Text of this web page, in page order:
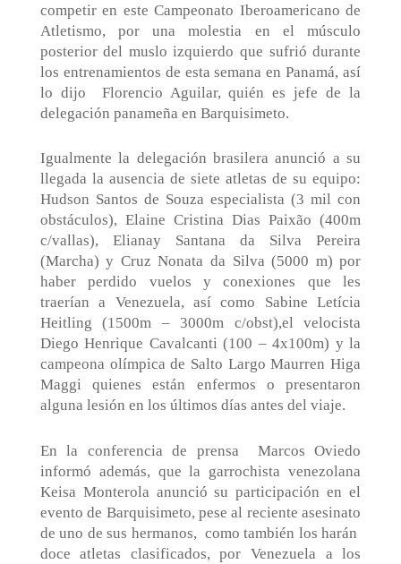
competir en este Campeonato Iberoamericano de
Atletismo, por una molestia en el músculo
posterior del muslo izquierdo que sufrió durante
los entrenamientos de esta semana en Panamá, así
lo dijo
Florencio Aguilar, quién es jefe de la
delegación panameña en Barquisimeto.
Igualmente la delegación brasilera anunció a su
llegada la ausencia de siete atletas de su equipo:
Hudson Santos de Souza especialista (3 mil con
obstáculos), Elaine Cristina Dias Paixão (400m
c/vallas), Elianay Santana da Silva Pereira
(Marcha) y Cruz Nonata da Silva (5000 m) por
haber perdido vuelos y conexiones que les
traerían a Venezuela, así como Sabine Letícia
Heitling (1500m – 3000m c/obst),el velocista
Diego Henrique Cavalcanti (100 – 4x100m) y la
campeona olímpica de Salto Largo Maurren Higa
Maggi quienes están enfermos o presentaron
alguna lesión en los últimos días antes del viaje.
En la conferencia de prensa
Marcos Oviedo
informó además, que la garrochista venezolana
Keisa Monterola anunció su participación en el
evento de Barquisimeto, pese al reciente asesinato
de uno de sus hermanos, como también los harán
doce atletas clasificados, por Venezuela a los